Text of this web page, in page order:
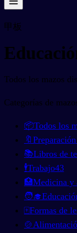
甲板
Todos los mazos
Categorías de
📦Todos los
🔖
📚Libros de
🕴️Trabajo43
🏥Medicina y
🧑‍🎓
🀄Formas de
🍲